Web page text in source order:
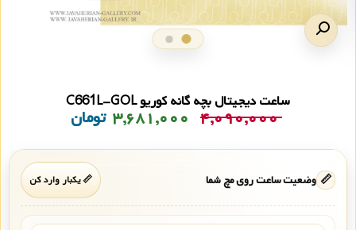
ساعت دیجیتال بچه گانه کوریو C661L-GOL
۴,۰۹۰,۰۰۰ ۳,۶۸۱,۰۰۰ تومان
📏 وضعیت ساعت روی مچ شما 📏 یکبار وارد کن